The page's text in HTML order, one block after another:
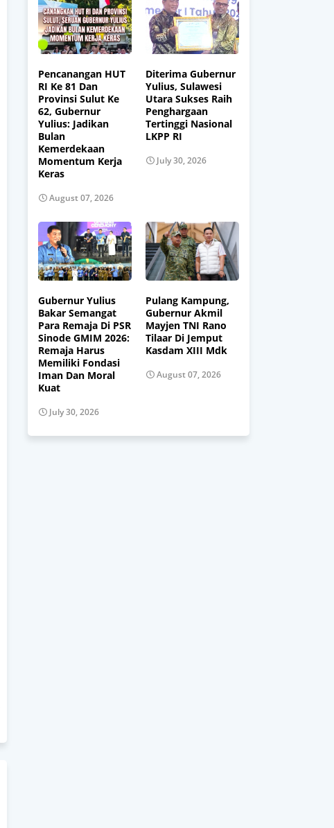
Pencanangan HUT
RI Ke 81 Dan
Provinsi Sulut Ke
62, Gubernur
Yulius: Jadikan
Bulan
Kemerdekaan
Momentum Kerja
Keras
August 07, 2026
Diterima Gubernur
Yulius, Sulawesi
Utara Sukses Raih
Penghargaan
Tertinggi Nasional
LKPP RI
July 30, 2026
Gubernur Yulius
Bakar Semangat
Para Remaja Di PSR
Sinode GMIM 2026:
Remaja Harus
Memiliki Fondasi
Iman Dan Moral
Kuat
July 30, 2026
Pulang Kampung,
Gubernur Akmil
Mayjen TNI Rano
Tilaar Di Jemput
Kasdam XIII Mdk
August 07, 2026